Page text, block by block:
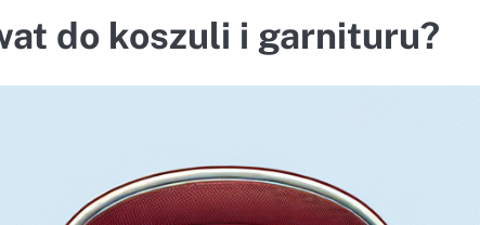
do koszuli i garnituru?